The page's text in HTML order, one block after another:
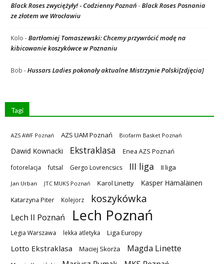
Black Roses zwyciężyły! - Codzienny Poznań -Black Roses Posnania
ze złotem we Wrocławiu
Kolo -Bartłomiej Tomaszewski: Chcemy przywrócić modę na
kibicowanie koszykówce w Poznaniu
Bob -Hussars Ladies pokonały aktualne Mistrzynie Polski[zdjęcia]
Tagi
AZS AWF Poznań AZS UAM Poznań Biofarm Basket Poznań
Dawid Kownacki Ekstraklasa Enea AZS Poznań
fotorelacja futsal Gergo Lovrencsics III liga II liga
Jan Urban JTC MUKS Poznań Karol Linetty Kasper Hämäläinen
Katarzyna Piter Kolejorz koszykówka
Lech II Poznań Lech Poznań
Legia Warszawa lekka atletyka Liga Europy
Lotto Ekstraklasa Maciej Skorża Magda Linette